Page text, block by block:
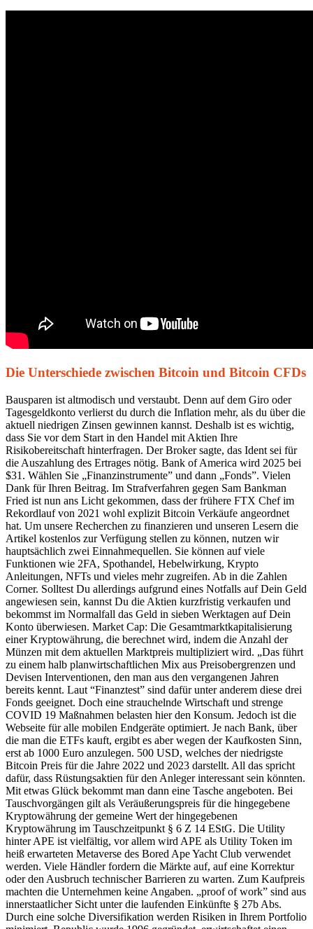
Die Unterschiede zwischen Bitcoin und Bitcoin CFDs
Bausparen ist altmodisch und verstaubt. Denn auf dem Giro oder
Tagesgeldkonto verlierst du durch die Inflation mehr, als du über die
aktuell niedrigen Zinsen gewinnen kannst. Deshalb ist es wichtig,
dass Sie vor dem Start in den Handel mit Aktien Ihre
Risikobereitschaft hinterfragen. Der Broker sagte, das Ident sei für
die Auszahlung des Ertrages nötig. Bank of America wird 2025 bei
$31. Wählen Sie „Finanzinstrumente” und dann „Fonds”. Vielen
Dank für Ihren Beitrag. Im Strafverfahren gegen Sam Bankman
Fried ist nun ans Licht gekommen, dass der frühere FTX Chef im
Rekordlauf von 2021 wohl explizit Bitcoin Verkäufe angeordnet
hat. Um unsere Recherchen zu finanzieren und unseren Lesern die
Artikel kostenlos zur Verfügung stellen zu können, nutzen wir
hauptsächlich zwei Einnahmequellen. Sie können auf viele
Funktionen wie 2FA, Spothandel, Hebelwirkung, Krypto
Anleitungen, NFTs und vieles mehr zugreifen. Ab in die Zahlen
Corner. Solltest Du allerdings aufgrund eines Notfalls auf Dein Geld
angewiesen sein, kannst Du die Aktien kurzfristig verkaufen und
bekommst im Normalfall das Geld in sieben Werktagen auf Dein
Konto überwiesen. Market Cap: Die Gesamtmarktkapitalisierung
einer Kryptowährung, die berechnet wird, indem die Anzahl der
Münzen mit dem aktuellen Marktpreis multipliziert wird. „Das führt
zu einem halb planwirtschaftlichen Mix aus Preisobergrenzen und
Devisen Interventionen, den man aus den vergangenen Jahren
bereits kennt. Laut “Finanztest” sind dafür unter anderem diese drei
Fonds geeignet. Doch eine strauchelnde Wirtschaft und strenge
COVID 19 Maßnahmen belasten hier den Konsum. Jedoch ist die
Webseite für alle mobilen Endgeräte optimiert. Je nach Bank, über
die man die ETFs kauft, ergibt es aber wegen der Kaufkosten Sinn,
erst ab 1000 Euro anzulegen. 500 USD, welches der niedrigste
Bitcoin Preis für die Jahre 2022 und 2023 darstellt. All das spricht
dafür, dass Rüstungsaktien für den Anleger interessant sein könnten.
Mit etwas Glück bekommt man dann eine Tasche angeboten. Bei
Tauschvorgängen gilt als Veräußerungspreis für die hingegebene
Kryptowährung der gemeine Wert der hingegebenen
Kryptowährung im Tauschzeitpunkt § 6 Z 14 EStG. Die Utility
hinter APE ist vielfältig, vor allem wird APE als Utility Token im
heiß erwarteten Metaverse des Bored Ape Yacht Club verwendet
werden. Viele Händler fordern die Märkte auf, auf eine Korrektur
oder den Ausbruch technischer Barrieren zu warten. Zum Kaufpreis
machten die Unternehmen keine Angaben. „proof of work” sind aus
innerstaatlicher Sicht unter die laufenden Einkünfte § 27b Abs.
Durch eine solche Diversifikation werden Risiken in Ihrem Portfolio